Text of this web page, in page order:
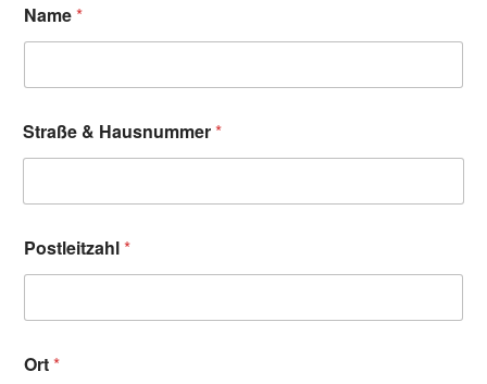
Name*
Straße & Hausnummer*
Postleitzahl*
Ort*